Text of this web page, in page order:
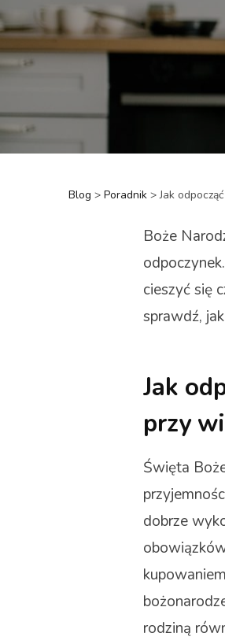
Blog > Poradnik >Jak
Boże
cieszyć się
sprawdź,
Jak
przy
Święta
dobrze
rodziną